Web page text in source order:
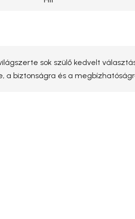
sok szülő kedvelt
a biztonságra és a